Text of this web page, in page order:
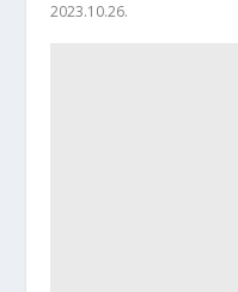
2023.10.26.